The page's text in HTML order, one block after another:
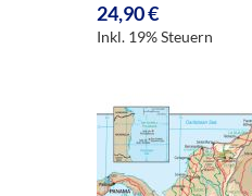
24,90 €
Inkl. 19% Steuern